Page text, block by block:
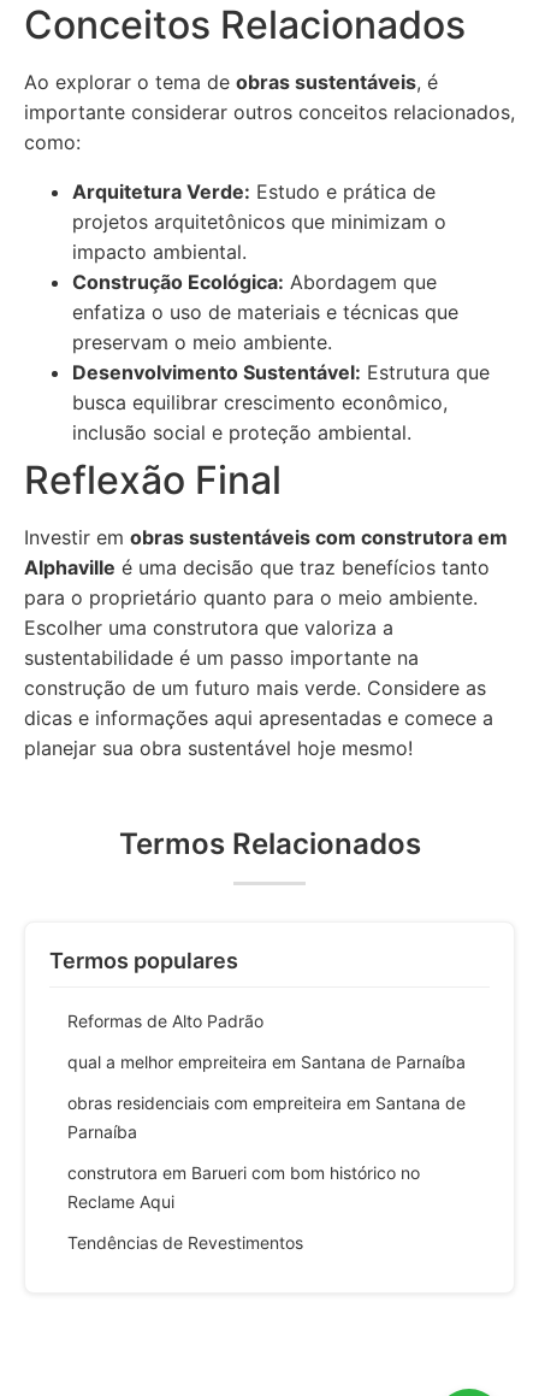
Conceitos Relacionados
Ao explorar o tema de obras sustentáveis, é
importante considerar outros conceitos relacionados,
como:
Arquitetura Verde: Estudo e prática de
projetos arquitetônicos que minimizam o
impacto ambiental.
Construção Ecológica: Abordagem que
enfatiza o uso de materiais e técnicas que
preservam o meio ambiente.
Desenvolvimento Sustentável: Estrutura que
busca equilibrar crescimento econômico,
inclusão social e proteção ambiental.
Reflexão Final
Investir em obras sustentáveis com construtora em
Alphaville é uma decisão que traz benefícios tanto
para o proprietário quanto para o meio ambiente.
Escolher uma construtora que valoriza a
sustentabilidade é um passo importante na
construção de um futuro mais verde. Considere as
dicas e informações aqui apresentadas e comece a
planejar sua obra sustentável hoje mesmo!
Termos Relacionados
Termos populares
Reformas de Alto Padrão
qual a melhor empreiteira em Santana de Parnaíba
obras residenciais com empreiteira em Santana de
Parnaíba
construtora em Barueri com bom histórico no
Reclame Aqui
Tendências de Revestimentos